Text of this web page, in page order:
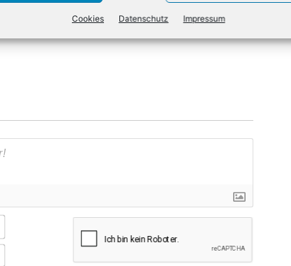
Cookies Datenschutz Impressum
Name*
E-